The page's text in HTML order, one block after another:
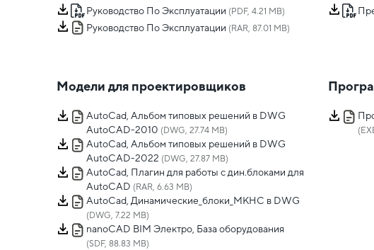
Руководство По Эксплуатации (PDF, 4.21 MB)
Руководство По Эксплуатации (RAR, 87.01 MB)
Модели для проектировщиков
AutoCad, Альбом типовых решений в DWG
AutoCAD-2010 (DWG, 27.74 MB)
AutoCad, Альбом типовых решений в DWG
AutoCAD-2022 (DWG, 27.87 MB)
AutoCad, Плагин для работы с дин.блоками для
AutoCAD (RAR, 6.63 MB)
AutoCad, Динамические_блоки_МКНС в DWG
(DWG, 7.22 MB)
nanoCAD BIM Электро, База оборудования
(SDF, 88.83 MB)